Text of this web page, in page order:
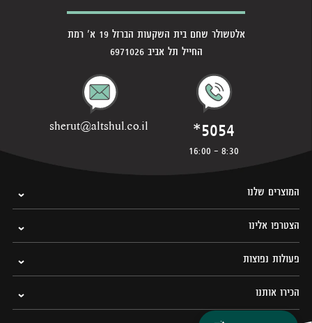
אלטשולר שחם בית השקעות הברזל 19 א' רמת
החייל תל אביב 6971026
*5054
8:30 - 16:00
sherut@altshul.co.il
המוצרים שלנו
הצטרפו אלינו
פעולות נפוצות
הכירו אותנו